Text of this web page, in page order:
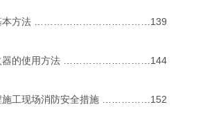
基本方法 ………………………………139
器的使用方法 ………………………144
施工现场消防安全措施 ……………152